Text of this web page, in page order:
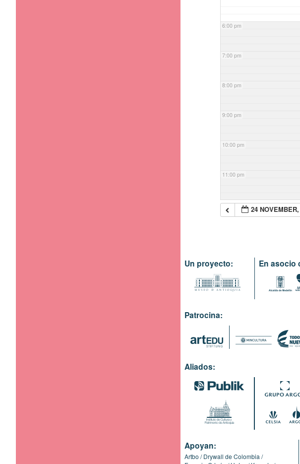
6:00 pm
7:00 pm
8:00 pm
9:00 pm
10:00 pm
11:00 pm
24
Un proyecto: En asocio
Patrocina:
Aliados:
Apoyan:
Artbo
Drywall de Colombia